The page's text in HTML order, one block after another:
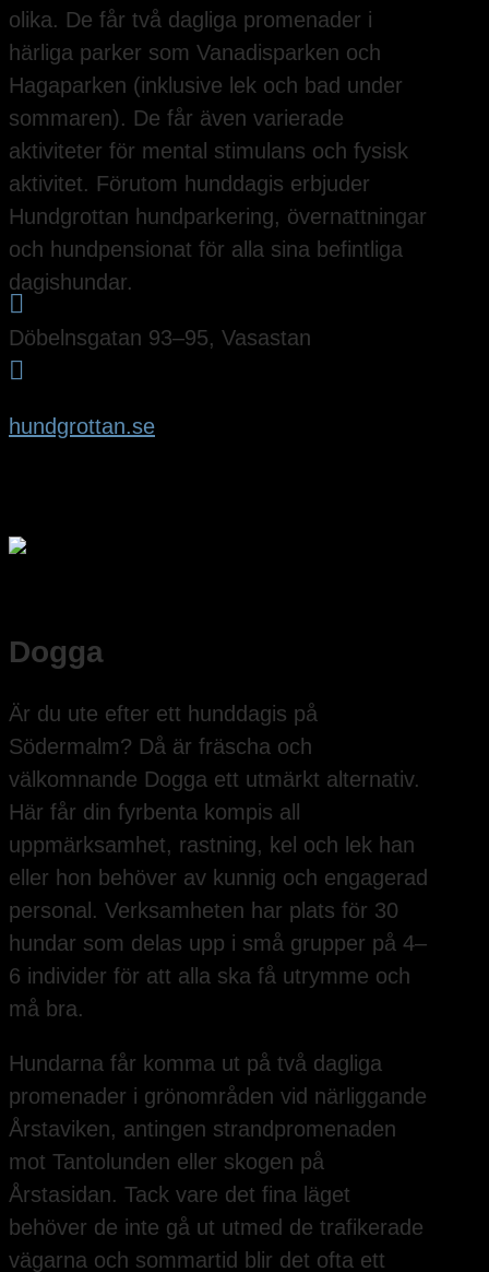
olika. De får två dagliga promenader i
härliga parker som Vanadisparken och
Hagaparken (inklusive lek och bad under
sommaren). De får även varierade
aktiviteter för mental stimulans och fysisk
aktivitet. Förutom hunddagis erbjuder
Hundgrottan hundparkering, övernattningar
och hundpensionat för alla sina befintliga
dagishundar.

Döbelnsgatan 93–95, Vasastan

hundgrottan.se
Dogga
Är du ute efter ett hunddagis på
Södermalm? Då är fräscha och
välkomnande Dogga ett utmärkt alternativ.
Här får din fyrbenta kompis all
uppmärksamhet, rastning, kel och lek han
eller hon behöver av kunnig och engagerad
personal. Verksamheten har plats för 30
hundar som delas upp i små grupper på 4–
6 individer för att alla ska få utrymme och
må bra.
Hundarna får komma ut på två dagliga
promenader i grönområden vid närliggande
Årstaviken, antingen strandpromenaden
mot Tantolunden eller skogen på
Årstasidan. Tack vare det fina läget
behöver de inte gå ut utmed de trafikerade
vägarna och sommartid blir det ofta ett